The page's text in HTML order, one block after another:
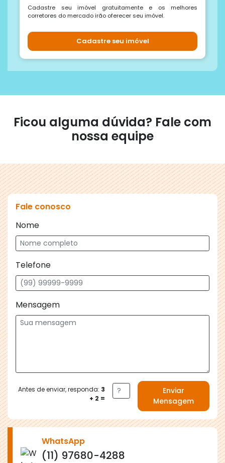
Cadastre seu imóvel gratuitamente e os melhores
corretores do mercado irão oferecer seu imóvel.
Cadastre seu imóvel
Ficou alguma dúvida? Fale com
nossa equipe
Fale conosco
Nome
Telefone
Mensagem
Antes de enviar, responda: 3
+ 2 =
Enviar
Mensagem
WhatsApp
(11) 97680-4288